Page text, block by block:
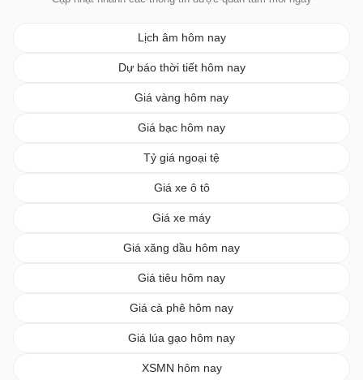
Lịch âm hôm nay
Dự báo thời tiết hôm nay
Giá vàng hôm nay
Giá bạc hôm nay
Tỷ giá ngoại tệ
Giá xe ô tô
Giá xe máy
Giá xăng dầu hôm nay
Giá tiêu hôm nay
Giá cà phê hôm nay
Giá lúa gạo hôm nay
XSMN hôm nay